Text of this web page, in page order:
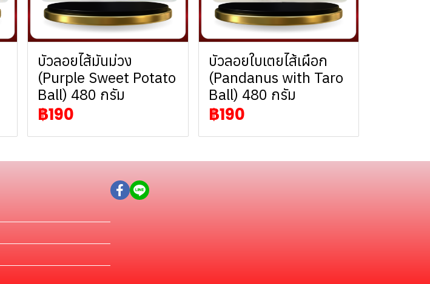
บัวลอยไส้มันม่วง
(Purple Sweet Potato
Ball) 480 กรัม
฿190
บัวลอยใบเตยไส้เผือก
(Pandanus with Taro
Ball) 480 กรัม
฿190